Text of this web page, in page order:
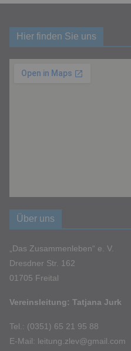
Hier finden Sie uns
Über uns
„Das Zusammenleben“ e. V.
Dresdner Str. 162
01705 Freital
Vereinsleitung: Tatjana Jurk
Tel.: (0351) 65 21 95 88
E-Mail: leitung.zlev@gmail.com